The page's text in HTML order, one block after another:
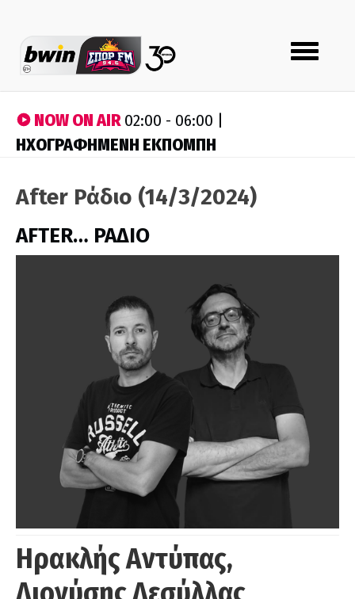
Toggle
navigation
NOW ON AIR02:00 - 06:00 |
ΗΧΟΓΡΑΦΗΜΕΝΗ ΕΚΠΟΜΠΗ
After Ράδιο (14/3/2024)
AFTER… ΡΑΔΙΟ
Ηρακλής Αντύπας,